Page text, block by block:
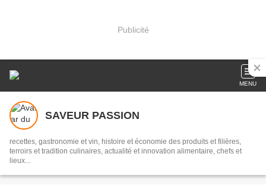
Publicité
MENU
SAVEUR PASSION
recettes, gastronomie et vin, histoire et économie des produits et filières,
terroirs et tradition culinaires, actualité et innovation alimentaire, chefs et
lieux...